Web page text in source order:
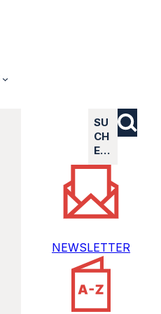
SU
CH
E…
NEWSLETTER